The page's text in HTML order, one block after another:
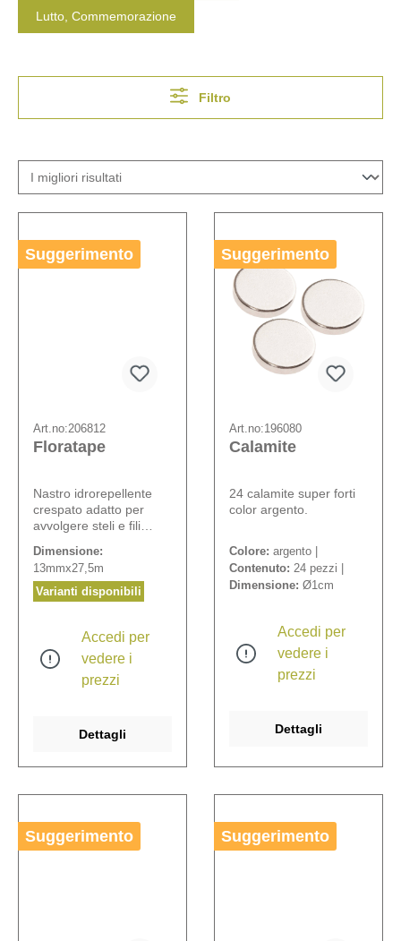
Lutto, Commemorazione
Filtro
Suggerimento
Art.no:206812
Floratape
Nastro idrorepellente
crespato adatto per
avvolgere steli e fili
Dimensione:
13mmx27,5m
Varianti disponibili
Accedi per
vedere i
prezzi
Dettagli
Suggerimento
Art.no:196080
Calamite
24 calamite super forti
color argento.
Colore: argento |
Contenuto: 24 pezzi |
Dimensione: Ø1cm
Accedi per
vedere i
prezzi
Dettagli
Suggerimento Suggerimento